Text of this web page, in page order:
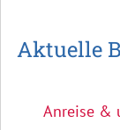
Aktuelle
Anreise &